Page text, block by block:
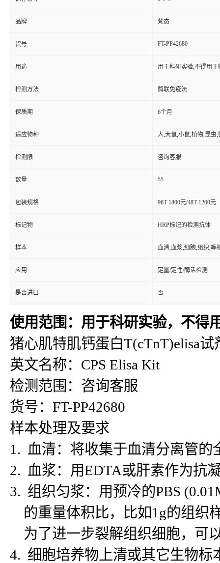
品牌 梵态
货号 FT-PP42680
用途 用于科研实验,不得用于
检测方法 酶联免疫法
保质期 6个月
适应物种 人,大鼠,小鼠,植物,昆虫,
检测限 咨询客服
数量 55
包装规格 96T 1800元/48T 1200元
标记物 HRP标记的检测抗体
样本 血清,血浆,细胞,组织,等
应用 定量/定性/酶活检测
是否进口 否
使用范围：用于科研实验，不得
猪心肌特肌钙蛋白T(cTnT)elisa试
英文名称：CPS Elisa Kit
检测范围：咨询客服
货号：FT-PP42680
样本处理及要求
1. 血清：将收集于血清分离管
2. 血浆：用EDTA或肝素作为抗
3. 组织匀浆：用预冷的PBS
的重量体积比，比如1g的组织
为了进一步裂解组织细胞，可
4. 细胞培养物上清或其它生物